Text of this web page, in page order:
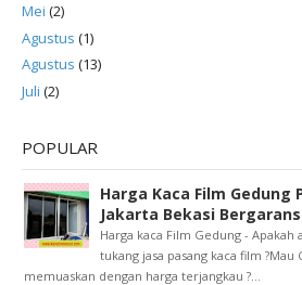
Mei (2)
Agustus (1)
Agustus (13)
Juli (2)
POPULAR
Harga Kaca Film Gedung
Jakarta Bekasi
Harga kaca Film Gedung - Apakah
tukang jasa pasang kaca film ?Mau
memuaskan dengan harga terjangkau ?...